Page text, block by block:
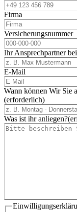
Firma
Versicherungsnummer
Ihr Ansprechpartner
E-Mail
Wann können Wir Sie
(erforderlich)
Was ist ihr anliegen?